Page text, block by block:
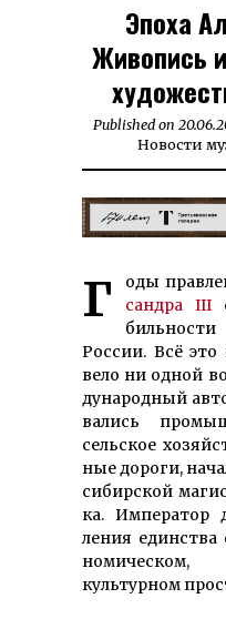
Эпоха
Живопись
Published on
Новости
Годы
санд­ра III
Рос­сии. Всё это
ве­ло ни од­ной
ду­на­род­ный
ва­лись
сель­ское
ные дороги,
си­бир­ской
ка. Им­ператор
ления
культурном